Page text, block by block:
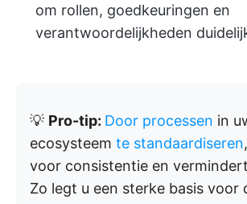
om rollen, goedkeuringen en
verantwoordelijkheden
💡 Pro-tip: Door processen in
ecosysteem te standaardiseren
voor consistentie en
Zo legt u een sterke basis voor